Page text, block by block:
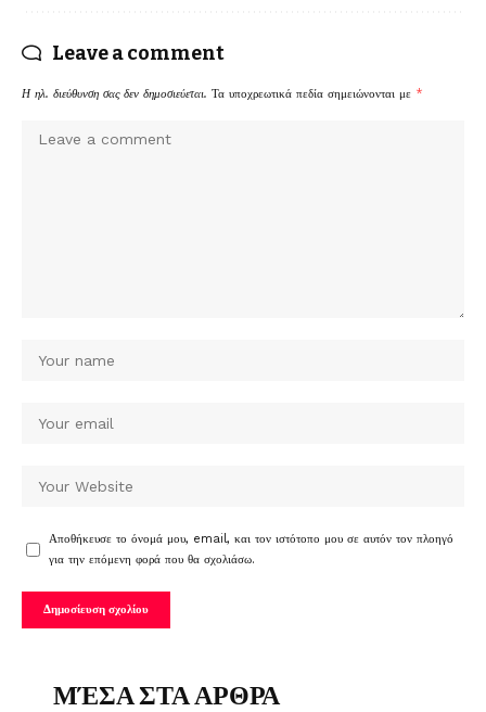
Leave a comment
Η ηλ. διεύθυνση σας δεν δημοσιεύεται. Τα υποχρεωτικά πεδία σημειώνονται με *
Αποθήκευσε το όνομά μου, email, και τον ιστότοπο μου σε αυτόν τον πλοηγό
για την επόμενη φορά που θα σχολιάσω.
ΜΈΣΑ ΣΤΑ ΑΡΘΡΑ